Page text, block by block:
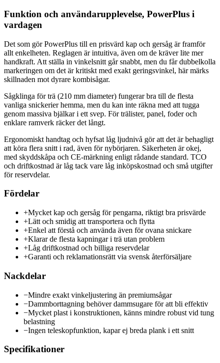
Funktion och användarupplevelse, PowerPlus i
vardagen
Det som gör PowerPlus till en prisvärd kap och gersåg är framför
allt enkelheten. Reglagen är intuitiva, även om de kräver lite mer
handkraft. Att ställa in vinkelsnitt går snabbt, men du får dubbelkolla
markeringen om det är kritiskt med exakt geringsvinkel, här märks
skillnaden mot dyrare kombisågar.
Sågklinga för trä (210 mm diameter) fungerar bra till de flesta
vanliga snickerier hemma, men du kan inte räkna med att tugga
genom massiva bjälkar i ett svep. För trälister, panel, foder och
enklare ramverk räcker det långt.
Ergonomiskt handtag och hyfsat låg ljudnivå gör att det är behagligt
att köra flera snitt i rad, även för nybörjaren. Säkerheten är okej,
med skyddskåpa och CE-märkning enligt rådande standard. TCO
och driftkostnad är låg tack vare låg inköpskostnad och små utgifter
för reservdelar.
Fördelar
+Mycket kap och gersåg för pengarna, riktigt bra prisvärde
+Lätt och smidig att transportera och flytta
+Enkel att förstå och använda även för ovana snickare
+Klarar de flesta kapningar i trä utan problem
+Låg driftkostnad och billiga reservdelar
+Garanti och reklamationsrätt via svensk återförsäljare
Nackdelar
−Mindre exakt vinkeljustering än premiumsågar
−Dammborttagning behöver dammsugare för att bli effektiv
−Mycket plast i konstruktionen, känns mindre robust vid tung
belastning
−Ingen teleskopfunktion, kapar ej breda plank i ett snitt
Specifikationer